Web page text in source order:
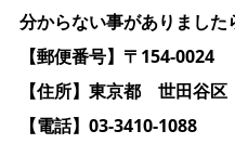
分からない事がありまし
【郵便番号】〒154-0024
【住所】東京都 世田谷
【電話】03-3410-1088